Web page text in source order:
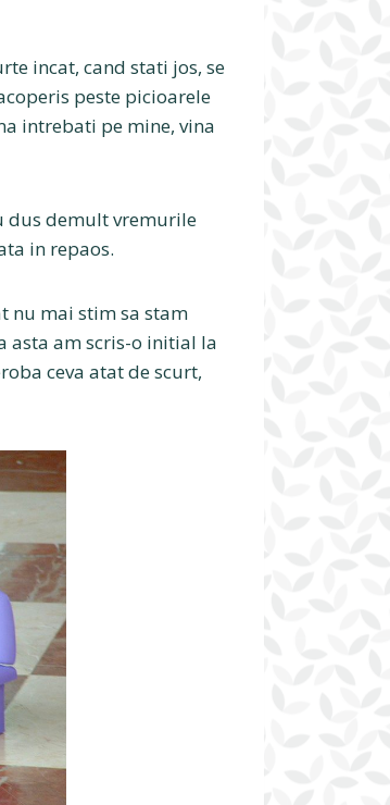
incat, cand stati jos, se
peste picioarele
intrebati pe mine, vina
dus demult vremurile
in repaos.
nu mai stim sa stam
asta am scris-o initial la
ceva atat de scurt,